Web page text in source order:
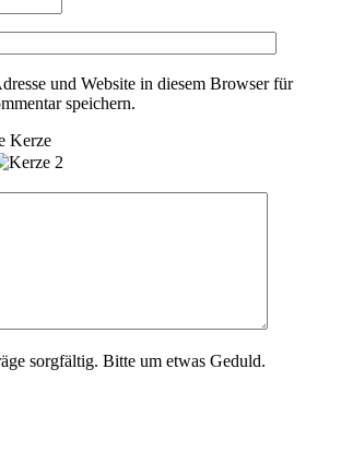
und Website in diesem Browser für
speichern.
Kerze
sorgfältig. Bitte um etwas Geduld.